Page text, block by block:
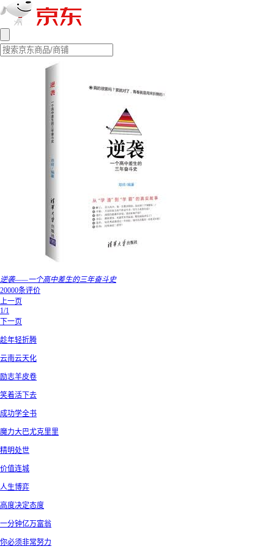
逆袭——一个高中差生的三年奋斗史
20000条评价
上一页
1/1
下一页
趁年轻折腾
云南云天化
励志羊皮卷
笑着活下去
成功学全书
魔力大巴尤克里里
精明处世
价值连城
人生博弈
高度决定态度
一分钟亿万富翁
你必须非常努力